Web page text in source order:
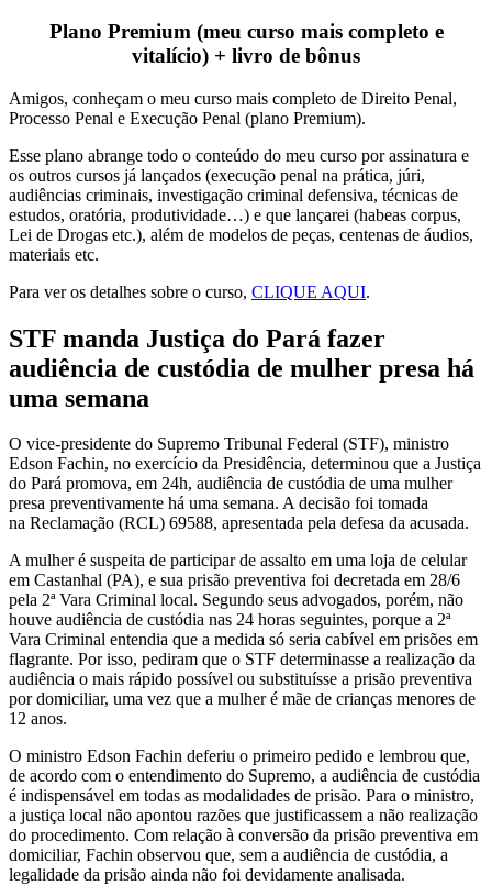
Plano Premium (meu curso mais completo e
vitalício) + livro de bônus
Amigos, conheçam o meu curso mais completo de Direito Penal,
Processo Penal e Execução Penal (plano Premium).
Esse plano abrange todo o conteúdo do meu curso por assinatura e
os outros cursos já lançados (execução penal na prática, júri,
audiências criminais, investigação criminal defensiva, técnicas de
estudos, oratória, produtividade…) e que lançarei (habeas corpus,
Lei de Drogas etc.), além de modelos de peças, centenas de áudios,
materiais etc.
Para ver os detalhes sobre o curso, CLIQUE AQUI.
STF manda Justiça do Pará fazer
audiência de custódia de mulher presa há
uma semana
O vice-presidente do Supremo Tribunal Federal (STF), ministro
Edson Fachin, no exercício da Presidência, determinou que a Justiça
do Pará promova, em 24h, audiência de custódia de uma mulher
presa preventivamente há uma semana. A decisão foi tomada
na Reclamação (RCL) 69588, apresentada pela defesa da acusada.
A mulher é suspeita de participar de assalto em uma loja de celular
em Castanhal (PA), e sua prisão preventiva foi decretada em 28/6
pela 2ª Vara Criminal local. Segundo seus advogados, porém, não
houve audiência de custódia nas 24 horas seguintes, porque a 2ª
Vara Criminal entendia que a medida só seria cabível em prisões em
flagrante. Por isso, pediram que o STF determinasse a realização da
audiência o mais rápido possível ou substituísse a prisão preventiva
por domiciliar, uma vez que a mulher é mãe de crianças menores de
12 anos.
O ministro Edson Fachin deferiu o primeiro pedido e lembrou que,
de acordo com o entendimento do Supremo, a audiência de custódia
é indispensável em todas as modalidades de prisão. Para o ministro,
a justiça local não apontou razões que justificassem a não realização
do procedimento. Com relação à conversão da prisão preventiva em
domiciliar, Fachin observou que, sem a audiência de custódia, a
legalidade da prisão ainda não foi devidamente analisada.